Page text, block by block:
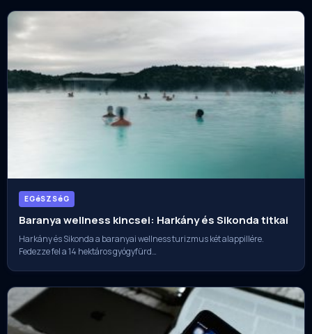
EGéSZSéG
Baranya wellness kincsei: Harkány és Sikonda titkai
Harkány és Sikonda a baranyai wellness turizmus két alappillére.
Fedezze fel a 14 hektáros gyógyfürd…